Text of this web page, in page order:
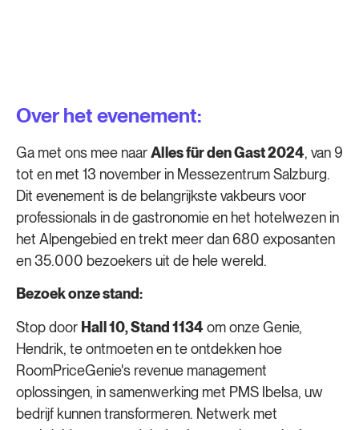
Over het evenement:
Ga met ons mee naarAlles für den Gast 2024, van 9
tot en met 13 novemberin Messezentrum Salzburg.
Dit evenement is de belangrijkste vakbeurs voor
professionals in de gastronomie en het hotelwezen in
het Alpengebied en trekt meer dan 680 exposanten
en 35.000 bezoekers uit de hele wereld.
Bezoek onze stand:
Stop door Hall 10, Stand 1134 om onze Genie,
Hendrik, te ontmoeten en te ontdekken hoe
RoomPriceGenie's revenue management
oplossingen, in samenwerking met PMS Ibelsa, uw
bedrijf kunnen transformeren. Netwerk met